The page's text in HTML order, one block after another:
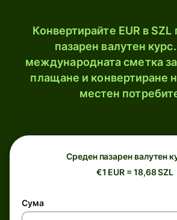
Конвертирайте EUR в
пазарен валутен
международната сметка
плащане и конвертиране
местен
Среден пазарен валутен
€1 EUR = 18,68 SZL
Сума